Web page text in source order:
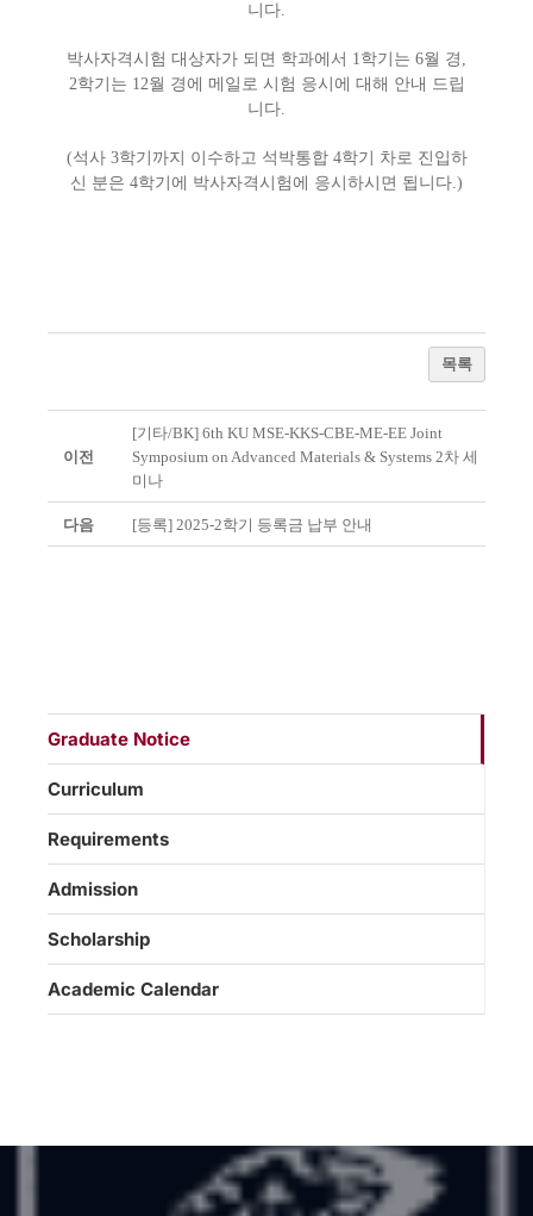
니다.
박사자격시험 대상자가 되면 학과에서 1학기는 6월 경,
2학기는 12월 경에 메일로 시험 응시에 대해 안내 드립
니다.
(석사 3학기까지 이수하고 석박통합 4학기 차로 진입하
신 분은 4학기에 박사자격시험에 응시하시면 됩니다.)
목록
이전
[기타/BK] 6th KU MSE-KKS-CBE-ME-EE Joint
Symposium on Advanced Materials & Systems 2차 세
미나
다음 [등록] 2025-2학기 등록금 납부 안내
Graduate Notice
Curriculum
Requirements
Admission
Scholarship
Academic Calendar